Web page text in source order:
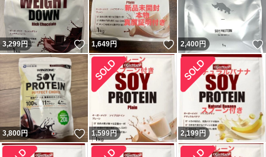
3,299円 いいね！
1,649円 いいね！
2,400円
3,800円 いいね！
1,599円 2,199円